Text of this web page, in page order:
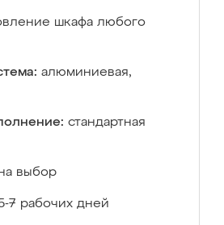
шкафа любого
алюминиевая,
стандартная
выбор
7 рабочих дней